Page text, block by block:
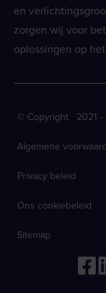
en
zorgen wij voor
oplossingen op
© Copyright 2021 -
Algemene
Privacy beleid
Ons cookiebeleid
Sitemap